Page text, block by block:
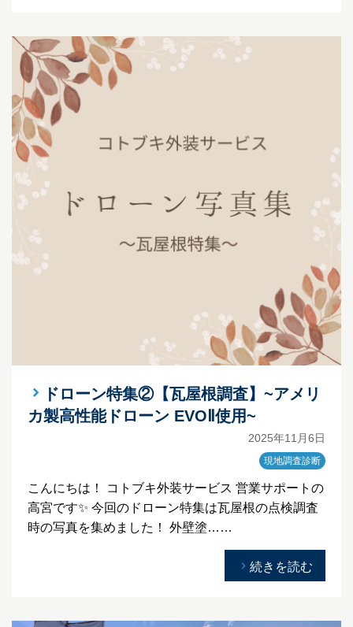
ドローン特集②【瓦屋根調査】~アメリ
カ製高性能ドローン EVOⅡ使用~
2025年11月6日
現地調査診断
こんにちは！ コトブキ外装サービス 営業サポートの
高宮です✨ 今回のドローン特集は瓦屋根の点検調査
時の写真を集めました！ 外壁塗……
続きを読む